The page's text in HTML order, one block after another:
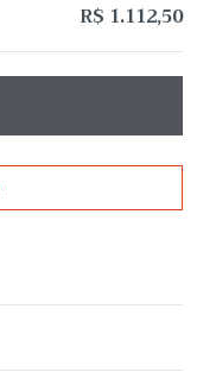
R$ 1.112,50